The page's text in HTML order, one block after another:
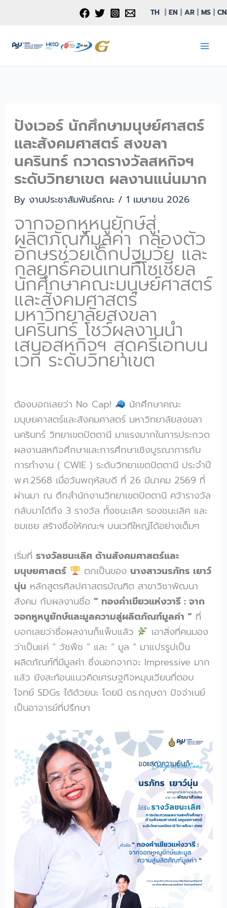
TH EN AR MS CN
ปังเวอร์ นักศึกษามนุษย์ศาสตร์
และสังคมศาสตร์ สงขลา
นครินทร์ กวาดรางวัลสหกิจฯ
ระดับวิทยาเขต ผลงานแน่นมาก
By งานประชาสัมพันธ์คณะ /1 เมษายน 2026
จากจอกหูหนูยักษ์สู่
ผลิตภัณฑ์มูลค่า กล่องตัว
อักษรช่วยเด็กปฐมวัย และ
กลยุทธ์คอนเทนท์โซเชียล
นักศึกษาคณะมนุษย์ศาสตร์
และสังคมศาสตร์
มหาวิทยาลัยสงขลา
นครินทร์ โชว์ผลงานนำ
เสนอสหกิจฯ สุดครีเอทบน
เวที ระดับวิทยาเขต
ต้องบอกเลยว่า No Cap!
นักศึกษาคณะ
มนุษยศาสตร์และสังคมศาสตร์ มหาวิทยาลัยสงขลา
นครินทร์ วิทยาเขตปัตตานี มาแรงมากในการประกวด
ผลงานสหกิจศึกษาและการศึกษาเชิงบูรณาการกับ
การทำงาน ( CWIE ) ระดับวิทยาเขตปัตตานี ประจำปี
พ.ศ.2568 เมื่อวันพฤหัสบดี ที่ 26 มีนาคม 2569 ที่
ผ่านมา ณ ตึกสำนักงานวิทยาเขตปัตตานี คว้ารางวัล
กลับมาได้ถึง 3 รางวัล ทั้งชนะเลิศ รองชนะเลิศ และ
ชมเชย สร้างชื่อให้คณะฯ บนเวทีใหญ่ได้อย่างเต็มๆ
เริ่มที่รางวัลชนะเลิศ ด้านสังคมศาสตร์และ
มนุษยศาสตร์
ตกเป็นของ นางสาวนรภัทร เยาว์
นุ่น หลักสูตรศิลปศาสตรบัณฑิต สาขาวิชาพัฒนา
สังคม กับผลงานชื่อ” ทองคำเขียวแห่งวารี : จาก
จอกหูหนูยักษ์และมูลความสู่ผลิตภัณฑ์มูลค่า “ ที่
บอกเลยว่าชื่อผลงานก็แพ็บแล้ว
เอาสิ่งที่คนมอง
ว่าเป็นแค่ ” วัชพืช ” และ ” มูล ” มาแปรรูปเป็น
ผลิตภัณฑ์ที่มีมูลค่า ซึ่งนอกจากจะ Impressive มาก
แล้ว ยังสะท้อนแนวคิดเศรษฐกิจหมุนเวียนที่ตอบ
โจทย์ SDGs ได้ด้วยนะ โดยมี ดร.กฤษดา ปัจจ่าเนย์
เป็นอาจารย์ที่ปรึกษา